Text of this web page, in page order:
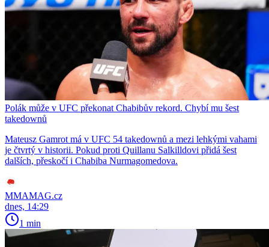
Polák může v UFC překonat Chabibův rekord. Chybí mu šest
takedownů
Mateusz Gamrot má v UFC 54 takedownů a mezi lehkými vahami
je čtvrtý v historii. Pokud proti Quillanu Salkilldovi přidá šest
dalších, přeskočí i Chabiba Nurmagomedova.
MMAMAG.cz
dnes, 14:29
1 min